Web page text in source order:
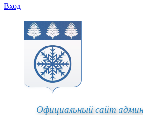
Вход
Официальный сайт